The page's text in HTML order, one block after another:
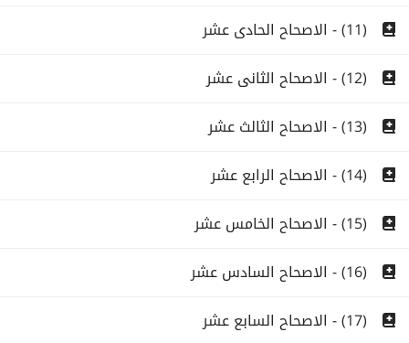
(11) - الاصحاح الحادى عشر
(12) - الاصحاح الثانى عشر
(13) - الاصحاح الثالث عشر
(14) - الاصحاح الرابع عشر
(15) - الاصحاح الخامس عشر
(16) - الاصحاح السادس عشر
(17) - الاصحاح السابع عشر